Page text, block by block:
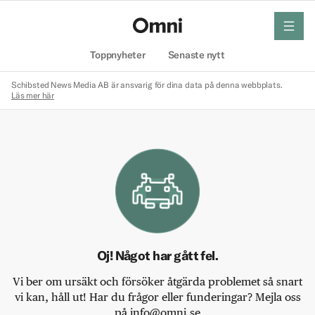
Toppnyheter Senaste nytt
meny
Schibsted News Media AB är ansvarig för dina data på denna webbplats.
Läs mer här
Oj! Något har gått fel.
Vi ber om ursäkt och försöker åtgärda problemet så snart
vi kan, håll ut! Har du frågor eller funderingar? Mejla oss